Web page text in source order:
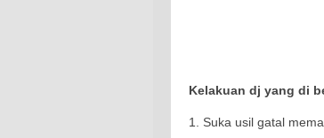
Kelakuan dj yang di
1. Suka usil gatal